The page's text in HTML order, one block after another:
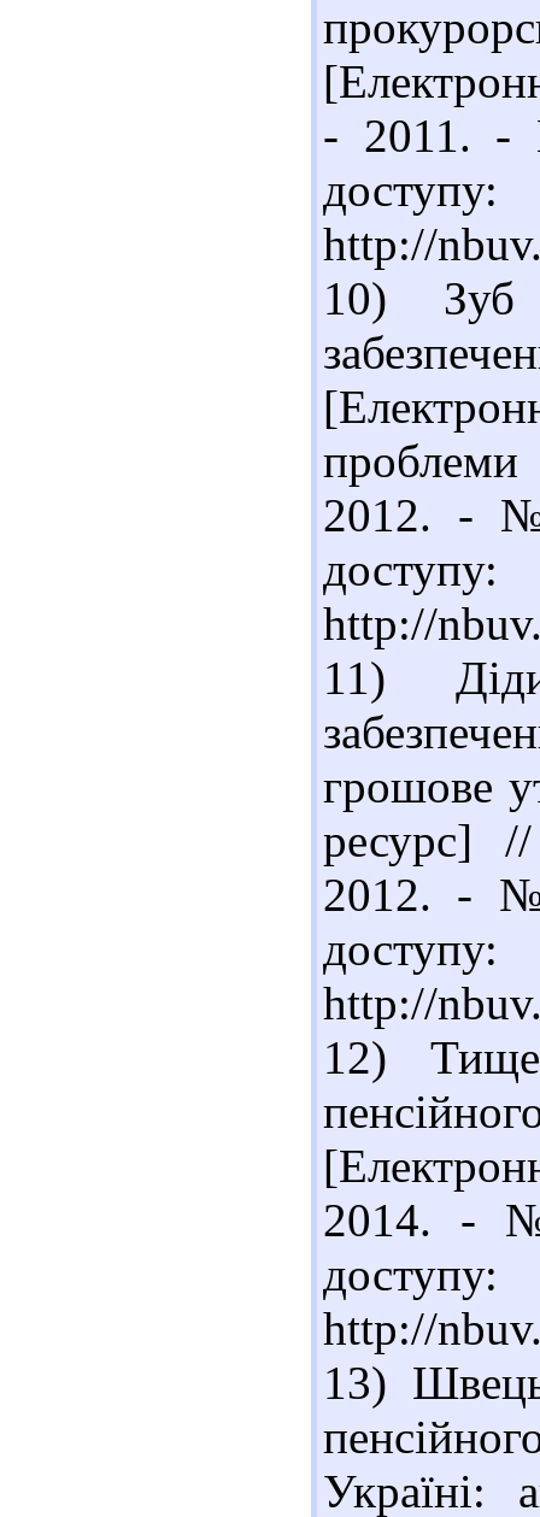
- 2011.
доступу:
http://
10)
2012. -
доступу:
http://
11)
грошове
ресурс]
2012. -
доступу:
http://
12)
2014. -
доступу:
http://
13)
Україні: